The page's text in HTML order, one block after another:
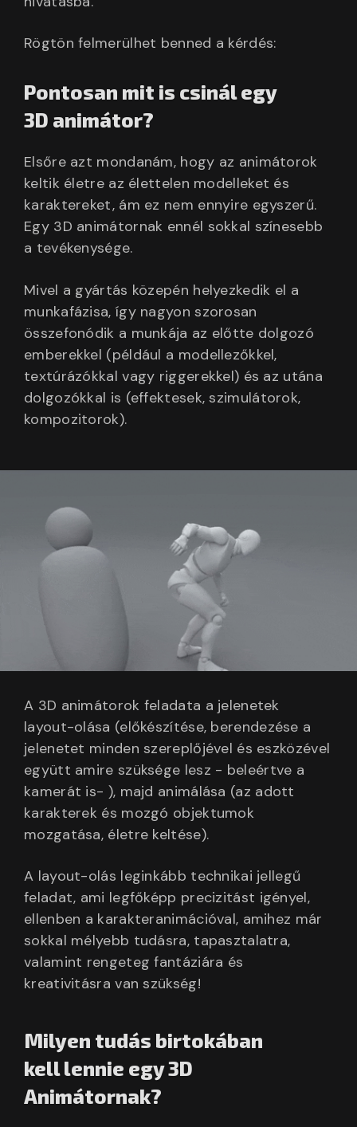
Rögtön felmerülhet benned a kérdés:
Pontosan mit is csinál egy
3D animátor?
Elsőre azt mondanám, hogy az animátorok
keltik életre az élettelen modelleket és
karaktereket, ám ez nem ennyire egyszerű.
Egy 3D animátornak ennél sokkal színesebb
a tevékenysége.
Mivel a gyártás közepén helyezkedik el a
munkafázisa, így nagyon szorosan
összefonódik a munkája az előtte dolgozó
emberekkel (például a modellezőkkel,
textúrázókkal vagy riggerekkel) és az utána
dolgozókkal is (effektesek, szimulátorok,
kompozitorok).
A 3D animátorok feladata a jelenetek
layout-olása (előkészítése, berendezése a
jelenetet minden szereplőjével és eszközével
együtt amire szüksége lesz - beleértve a
kamerát is- ), majd animálása (az adott
karakterek és mozgó objektumok
mozgatása, életre keltése).
A layout-olás leginkább technikai jellegű
feladat, ami legfőképp precizitást igényel,
ellenben a karakteranimációval, amihez már
sokkal mélyebb tudásra, tapasztalatra,
valamint rengeteg fantáziára és
kreativitásra van szükség!
Milyen tudás birtokában
kell lennie egy 3D
Animátornak?